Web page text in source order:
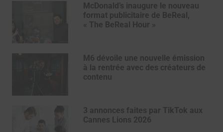
McDonald’s inaugure le nouveau
format publicitaire de BeReal,
« The BeReal Hour »
M6 dévoile une nouvelle émission
à la rentrée avec des créateurs de
contenu
3 annonces faites par TikTok aux
Cannes Lions 2026